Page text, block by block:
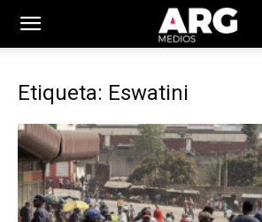
Etiqueta: Eswatini